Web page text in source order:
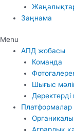
Заңнама
Menu
АПД жобасы
Команда
Шығыс
Деректерді
Платформалар